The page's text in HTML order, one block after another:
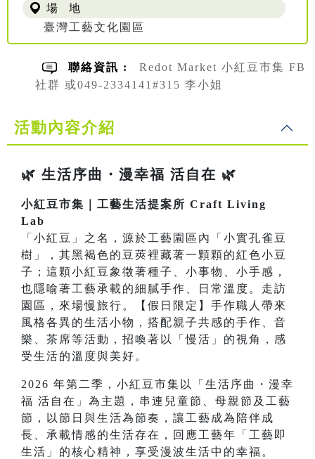
場 地
臺灣工藝文化園區
聯絡資訊 :
Redot Market 小紅豆市集 FB
社群 或049-2334141#315 李小姐
活動內容介紹
🌿 生活序曲・漫幸福 活自在 🌿
小紅豆市集｜工藝生活提案所 Craft Living
Lab
「小紅豆」之名，源於工藝園區內「小實孔雀豆
樹」，其黑褐色的豆莢裡藏著一顆顆的紅色小豆
子；這顆小紅豆象徵著種子、小事物、小手感，
也隱喻著工藝承載的細膩手作、日常溫度。走訪
園區，來場慢旅行。【假日限定】手作職人帶來
風格各異的生活小物，搭配親子共感的手作、音
樂、茶席等活動，招喚著以「慢活」的視角，感
受生活的溫度與美好。
2026 年第二季，小紅豆市集以「生活序曲・漫幸
福 活自在」為主題，串連兒童節、母親節及工藝
節，以節日與生活為節奏，讓工藝成為陪伴成
長、承載情感的生活存在，回應工藝年「工藝即
生活」的核心精神，享受漫波生活中的幸福。